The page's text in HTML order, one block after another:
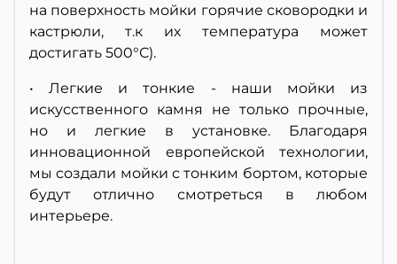
на поверхность мойки горячие сковородки и
кастрюли, т.к их температура может
достигать 500°С).
• Легкие и тонкие - наши мойки из
искусственного камня не только прочные,
но и легкие в установке. Благодаря
инновационной европейской технологии,
мы создали мойки с тонким бортом, которые
будут отлично смотреться в любом
интерьере.